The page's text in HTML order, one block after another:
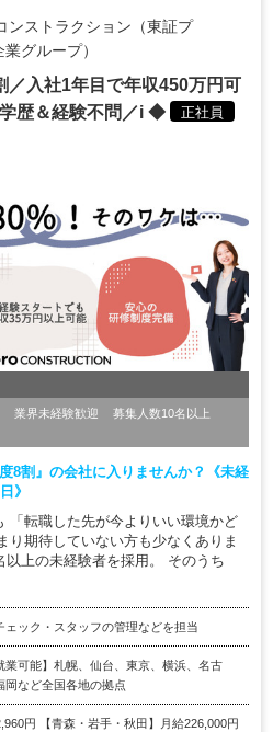
ンストラクション（東証プ
グループ）
入社1年目で年収450万円可
歴＆経験不問／i ◆
正社員
業界未経験歓迎
募集人数10名以上
8割』の会社に入りませんか？《未経
》
「転職した先が今よりいい環境かど
期待していない方も少なくありま
上の未経験者を採用。 そのうち
ェック・スタッフの管理などを担当
業可能】札幌、仙台、東京、横浜、名古
岡など全国各地の拠点
円 【青森・岩手・秋田】月給226,000円